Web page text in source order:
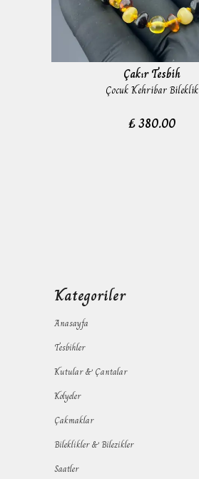
Çakır Tesbih
Çocuk Kehribar Bileklik
₺ 380.00
Kategoriler
Anasayfa
Tesbihler
Kutular & Çantalar
Kolyeler
Çakmaklar
Bileklikler & Bilezikler
Saatler